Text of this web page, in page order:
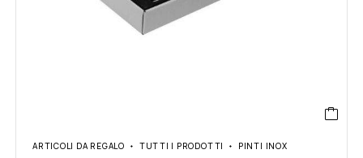
ARTICOLI DA REGALO TUTTI I PRODOTTI PINTI INOX